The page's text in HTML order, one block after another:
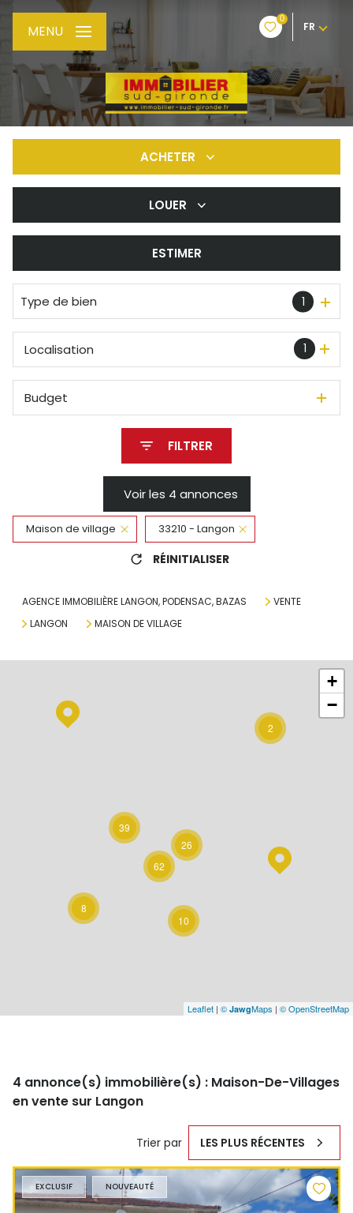
0
FR
MENU
ACHETER
De l'immo pro
LOUER
De l'immo pro
ESTIMER
Type de bien 1
1
Localisation
Budget
FILTRER
Voir les 4 annonces
Maison de village 33210 - Langon
RÉINITIALISER
AGENCE IMMOBILIÈRE LANGON, PODENSAC, BAZAS
VENTE
LANGON
MAISON DE VILLAGE
2
10
8
26
39
62
+
−
Leaflet | © JawgMaps | © OpenStreetMap
4 annonce(s) immobilière(s) : Maison-De-Villages
en vente sur Langon
Trier par LES PLUS RÉCENTES
EXCLUSIF NOUVEAUTÉ